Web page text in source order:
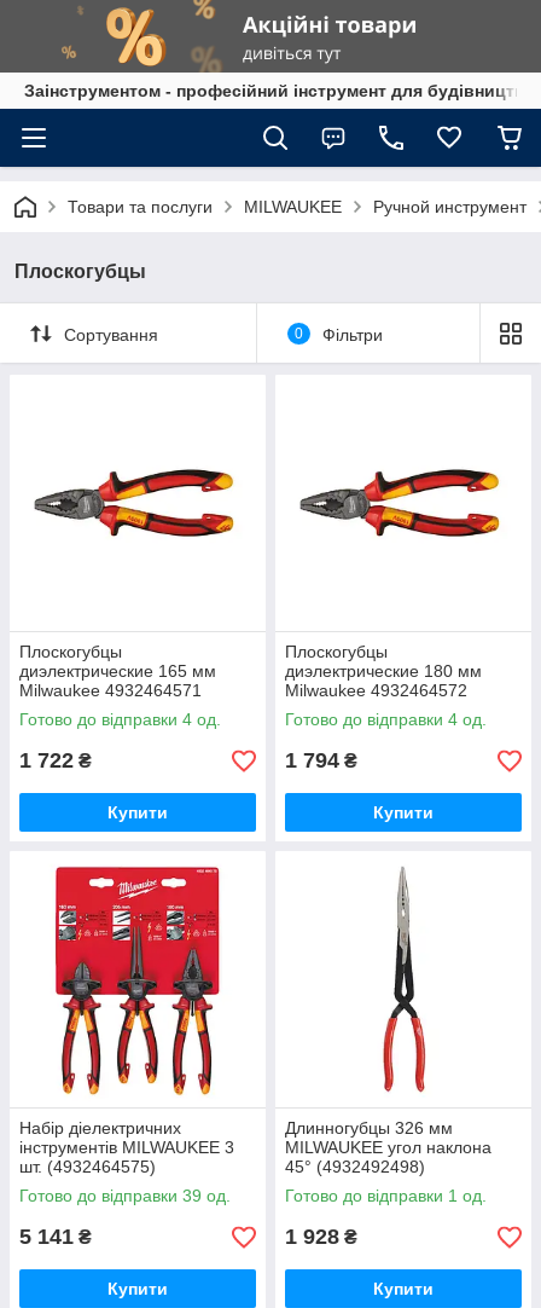
Заінструментом - професійний інструмент для
Товари та послуги MILWAUKEE Ручной инструмент
Плоскогубцы
Сортування 0 Фільтри
Плоскогубцы
диэлектрические 165 мм
Milwaukee 4932464571
Готово до відправки 4 од.
1 722 ₴
Купити
Плоскогубцы
диэлектрические 180 мм
Milwaukee 4932464572
Готово до відправки 4 од.
1 794 ₴
Купити
Набір діелектричних
інструментів MILWAUKEE 3
шт. (4932464575)
Готово до відправки 39 од.
5 141 ₴
Купити
Длинногубцы 326 мм
MILWAUKEE угол наклона
45° (4932492498)
Готово до відправки 1 од.
1 928 ₴
Купити